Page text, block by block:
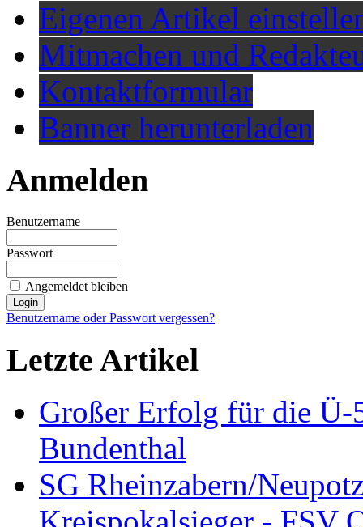
Eigenen Artikel
Mitmachen und
Kontaktformular
Banner herunterladen
Anmelden
Benutzername
Passwort
Angemeldet bleiben
Benutzername oder Passwort vergessen?
Letzte Artikel
Großer Erfolg für die Ü-
Bundenthal
SG Rheinzabern/